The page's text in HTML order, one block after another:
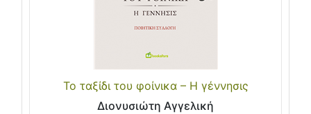
Το ταξίδι του φοίνικα – Η γέννησις
Διονυσιώτη Αγγελική